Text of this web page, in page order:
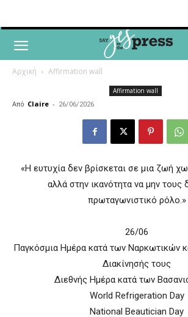
Αρχική Affirmation wall
Affirmation wall
Από Claire - 26/06/2026
«Η ευτυχία δεν βρίσκεται σε μια ζωή
αλλά στην ικανότητα να μην τους
πρωταγωνιστικό ρόλο.»
26/06
Παγκόσμια Ημέρα κατά των Ναρκωτικών
Διακίνησής τους
Διεθνής Ημέρα κατά των
World Refrigeration Day
National Beautician Day